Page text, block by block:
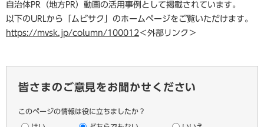
自治体PR（地方PR）動画の活用事例として掲載されています。
以下のURLから「ムビサク」のホームページをご覧いただけます。
https://mvsk.jp/column/100012 ＜外部リンク＞
皆さまのご意見をお聞かせください
このページの情報は役に立ちましたか？